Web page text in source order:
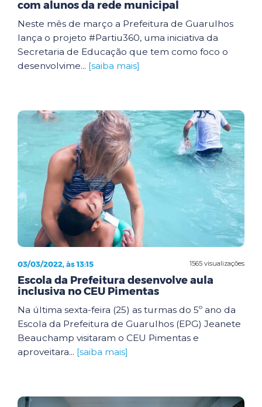
com alunos da rede municipal
Neste mês de março a Prefeitura de Guarulhos
lança o projeto #Partiu360, uma iniciativa da
Secretaria de Educação que tem como foco o
desenvolvime... [saiba mais]
1565 visualizações
03/03/2022, às 13:15
Escola da Prefeitura desenvolve aula
inclusiva no CEU Pimentas
Na última sexta-feira (25) as turmas do 5º ano da
Escola da Prefeitura de Guarulhos (EPG) Jeanete
Beauchamp visitaram o CEU Pimentas e
aproveitara... [saiba mais]